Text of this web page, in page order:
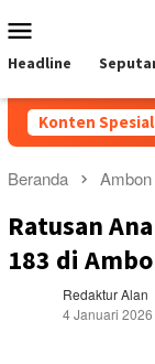
ke
kontenMobile
Headline
Konten Spesial
BPJS
Beranda Ambon
Ratusan
183 di
Redaktur Alan
4 Januari 2026